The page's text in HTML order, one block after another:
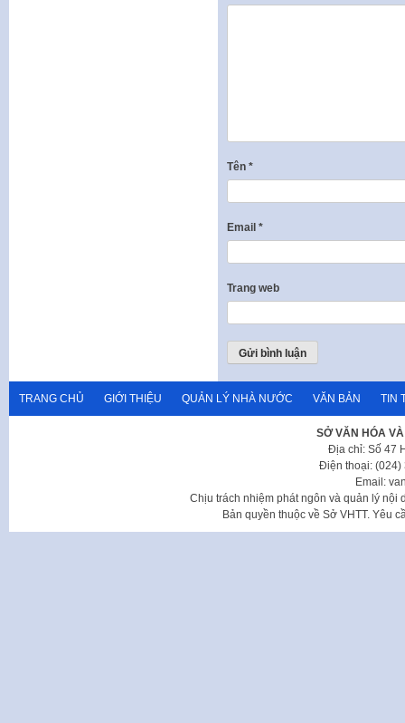
Tên *
Email *
Trang web
TRANG CHỦ GIỚI THIỆU QUẢN LÝ NHÀ NƯỚC VĂN BẢN TIN
SỞ VĂN HÓA
Địa chỉ: Số 47
Điện thoại: (024)
Email:
Chịu trách nhiệm phát ngôn và quản lý nội
Bản quyền thuộc về Sở VHTT. Yêu